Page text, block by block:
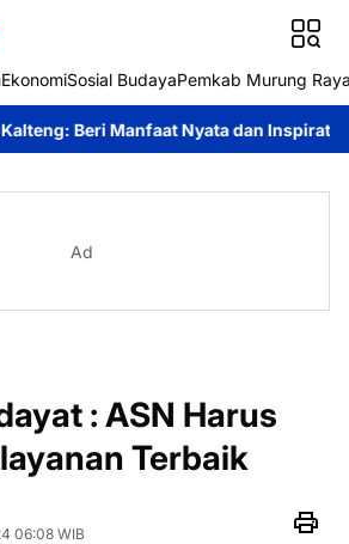
EkonomiSosial BudayaPemkab Murung
Manfaat Nyata dan Inspiratif Bagi
Ad
: ASN Harus
Terbaik
06:08 WIB